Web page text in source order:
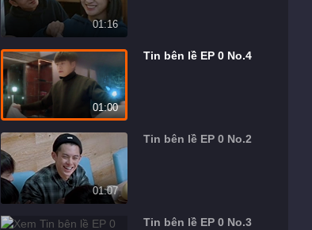
01:16
01:00
Tin bên lề EP 0 No.4
01:07
Tin bên lề EP 0 No.2
Tin bên lề EP 0 No.3